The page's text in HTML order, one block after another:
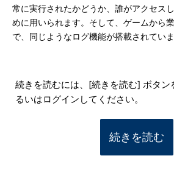
常に実行されたかどうか、誰がアクセス
めに用いられます。そして、ゲームから
で、同じようなログ機能が搭載されていま
続きを読むには、[続きを読む] ボタン
るいはログインしてください。
続きを読む